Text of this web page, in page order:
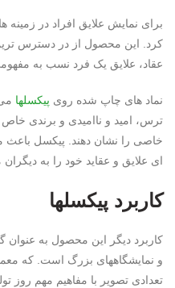
برای نمایش علایق افراد در زمینه
کرد. این محصول از در دسترس
عقاد، علایق یک فرد نسب به
نماد های چاپ شده روی پیکسلها
ترس، امید و ناامیدی و برندی
خاصی را نشان دهند. پیکسل باعث
ای علایق و عقاید خود را به
کاربرد پیکسلها
کاربرد دیگر این محصول به
و نمایشگاههای بزرگ است. که
تعدادی تصویر با مفاهیم مهم روز